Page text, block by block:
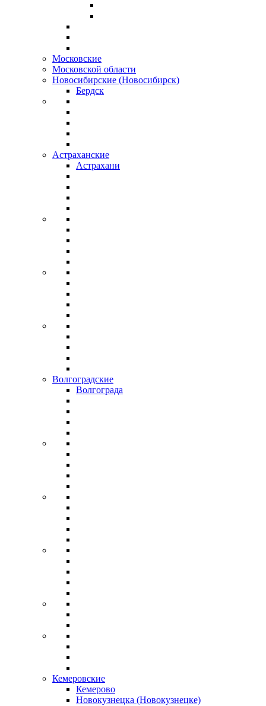
Московские
Московской области
Новосибирские (Новосибирск)
Бердск
Астраханские
Астрахани
Волгоградские
Волгограда
Кемеровские
Кемерово
Новокузнецка (Новокузнецке)